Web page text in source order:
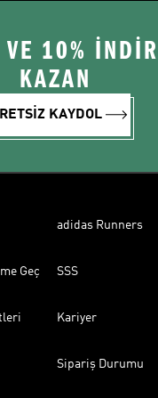
VE 10%
KAZAN
KAYDOL
adidas Runners
Geç SSS
Kariyer
Sipariş Durumu